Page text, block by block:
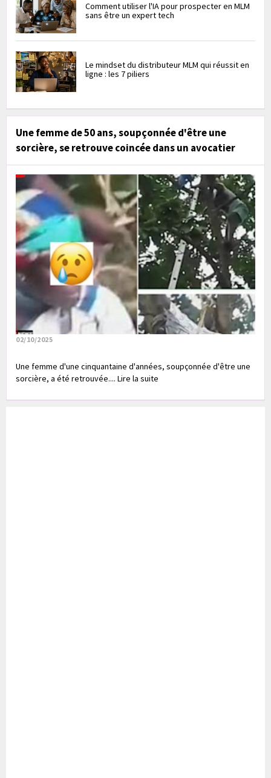
Comment utiliser l'IA pour prospecter en MLM
sans être un expert tech
Le mindset du distributeur MLM qui réussit en
ligne : les 7 piliers
Une femme de 50 ans, soupçonnée d'être une
sorcière, se retrouve coincée dans un avocatier
02/10/2025
Une femme d'une cinquantaine d'années, soupçonnée d'être une
sorcière, a été retrouvée.... Lire la suite